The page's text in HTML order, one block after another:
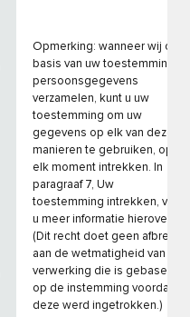
Opmerking: wanneer wij op
basis van uw toestemming
persoonsgegevens
verzamelen, kunt u uw
toestemming om uw
gegevens op elk van deze
manieren te gebruiken, op
elk moment intrekken. In
paragraaf 7, Uw
toestemming intrekken, vindt
u meer informatie hierover.
(Dit recht doet geen afbreuk
aan de wetmatigheid van de
verwerking die is gebaseerd
op de instemming voordat
deze werd ingetrokken.)